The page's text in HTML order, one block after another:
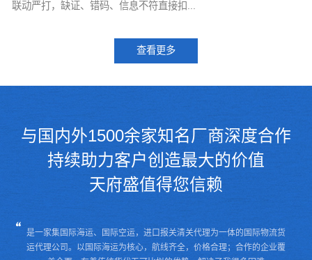
联动严打，缺证、错码、信息不符直接扣...
查看更多
与国内外1500余家知名厂商深度合作
持续助力客户创造最大的价值
天府盛值得您信赖
是一家集国际海运、国际空运，进口报关清关代理为一体的国际物流货
运代理公司。 以国际海运为核心，航线齐全，价格合理；合作的企业覆